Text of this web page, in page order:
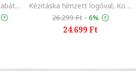
Pihével bélelt hosszú télikabát, Sötétbézs
Kézitáska hímzett logóval, Konyakbarna
26.299 Ft - 6%
24.699 Ft